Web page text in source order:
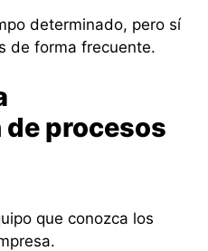
determinado, pero sí
de forma frecuente.
procesos
que conozca los